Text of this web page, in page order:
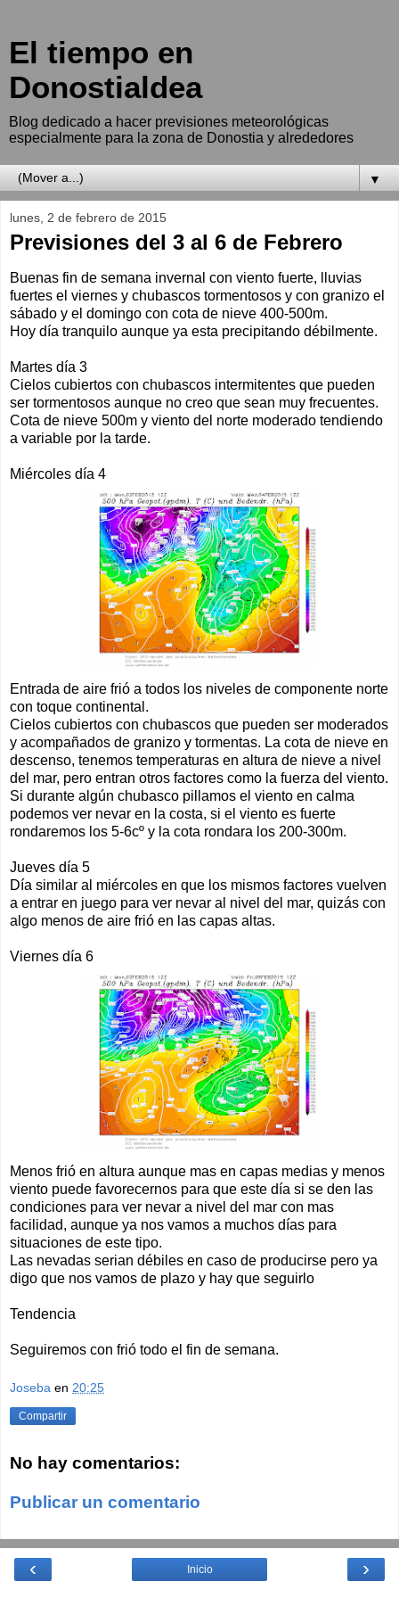
El tiempo en
Donostialdea
Blog dedicado a hacer previsiones meteorológicas
especialmente para la zona de Donostia y alrededores
▼
lunes, 2 de febrero de 2015
Previsiones del 3 al 6 de Febrero
Buenas fin de semana invernal con viento fuerte, lluvias
fuertes el viernes y chubascos tormentosos y con granizo el
sábado y el domingo con cota de nieve 400-500m.
Hoy día tranquilo aunque ya esta precipitando débilmente.
Martes día 3
Cielos cubiertos con chubascos intermitentes que pueden
ser tormentosos aunque no creo que sean muy frecuentes.
Cota de nieve 500m y viento del norte moderado tendiendo
a variable por la tarde.
Miércoles día 4
Entrada de aire frió a todos los niveles de componente norte
con toque continental.
Cielos cubiertos con chubascos que pueden ser moderados
y acompañados de granizo y tormentas. La cota de nieve en
descenso, tenemos temperaturas en altura de nieve a nivel
del mar, pero entran otros factores como la fuerza del viento.
Si durante algún chubasco pillamos el viento en calma
podemos ver nevar en la costa, si el viento es fuerte
rondaremos los 5-6cº y la cota rondara los 200-300m.
Jueves día 5
Día similar al miércoles en que los mismos factores vuelven
a entrar en juego para ver nevar al nivel del mar, quizás con
algo menos de aire frió en las capas altas.
Viernes día 6
Menos frió en altura aunque mas en capas medias y menos
viento puede favorecernos para que este día si se den las
condiciones para ver nevar a nivel del mar con mas
facilidad, aunque ya nos vamos a muchos días para
situaciones de este tipo.
Las nevadas serian débiles en caso de producirse pero ya
digo que nos vamos de plazo y hay que seguirlo
Tendencia
Seguiremos con frió todo el fin de semana.
Joseba en 20:25
Compartir
No hay comentarios:
Publicar un comentario
‹ ›
Inicio